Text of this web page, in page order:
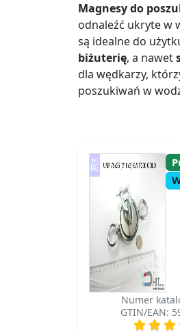
Magnesy do
odnaleźć ukryte w
są idealne do
biżuterię, a nawet
dla wędkarzy,
poszukiwań w
Numer
GTIN/EAN: